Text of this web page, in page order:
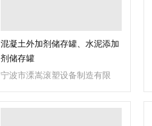
混凝土外加剂储存罐、水泥添加
剂储存罐
宁波市溧嵩滚塑设备制造有限
公司